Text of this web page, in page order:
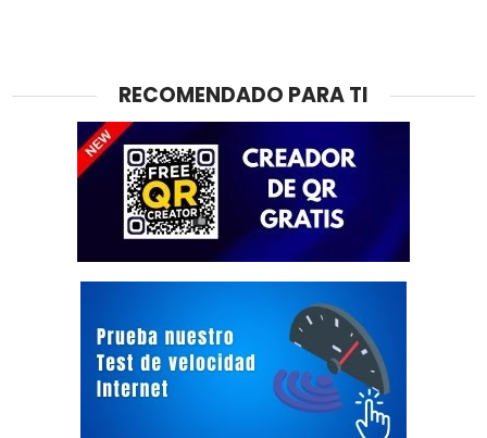
RECOMENDADO PARA TI